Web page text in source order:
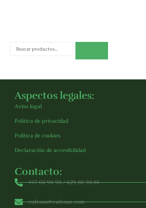
Aspectos legales:
Aviso legal
Política de privacidad
Política de cookies
Declaración de accesibilidad
Contacto:
917 05 90 90 / 629 80 98 88
cufesan@cufesan.com